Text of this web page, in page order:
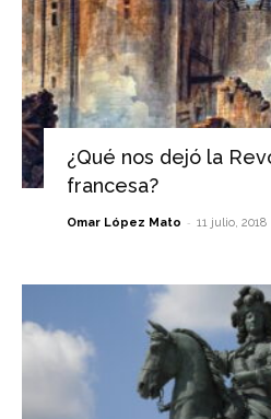
¿Qué nos dejó la
francesa?
Omar López Mato - 11 julio, 2018